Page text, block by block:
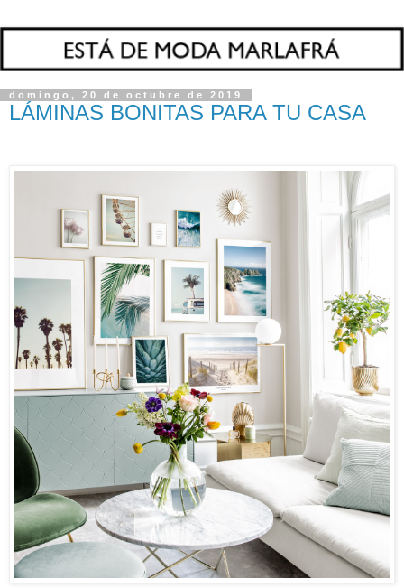
domingo, 20 de octubre de 2019
LÁMINAS BONITAS PARA TU CASA